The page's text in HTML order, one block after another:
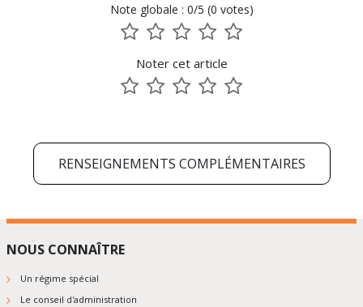
Note globale : 0/5 (0 votes)
1
5
2
5
3
5
4
5
Noter cet article
1 2 3 4
RENSEIGNEMENTS COMPLÉMENTAIRES
NOUS CONNAÎTRE
Un régime spécial
Le conseil d'administration